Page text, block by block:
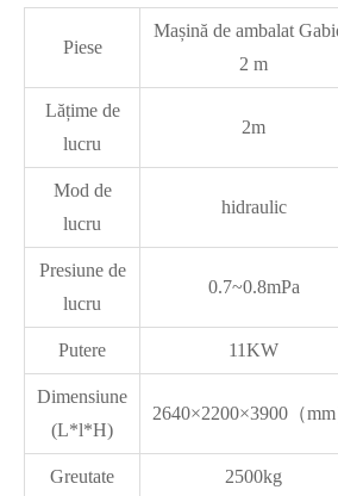
Piese
Mașină de ambalat
2 m
Lățime de
lucru
2m
Mod de
lucru
hidraulic
Presiune de
lucru
0.7~0.8mPa
Putere 11KW
Dimensiune
(L*l*H)
2640×2200×3900（mm
Greutate 2500kg